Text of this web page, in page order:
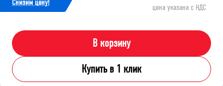
Cнизим цену!
цена указана с НДС
В корзину
Купить в 1 клик